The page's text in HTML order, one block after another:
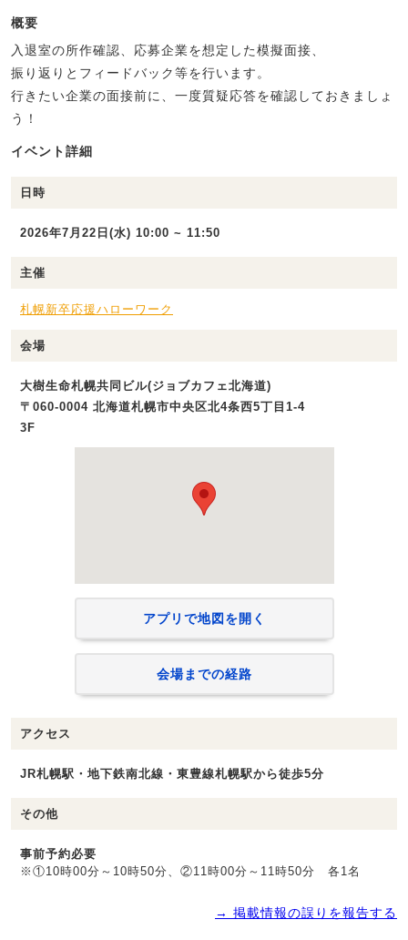
概要
入退室の所作確認、応募企業を想定した模擬面接、
振り返りとフィードバック等を行います。
行きたい企業の面接前に、一度質疑応答を確認しておきましょ
う！
イベント詳細
日時
2026年7月22日(水) 10:00 ~ 11:50
主催
札幌新卒応援ハローワーク
会場
大樹生命札幌共同ビル(ジョブカフェ北海道)
〒060-0004 北海道札幌市中央区北4条西5丁目1-4
3F
アプリで地図を開く
会場までの経路
アクセス
JR札幌駅・地下鉄南北線・東豊線札幌駅から徒歩5分
その他
事前予約必要
※①10時00分～10時50分、②11時00分～11時50分 各1名
→ 掲載情報の誤りを報告する